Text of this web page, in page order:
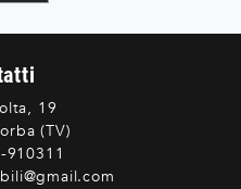
19
(TV)
910311